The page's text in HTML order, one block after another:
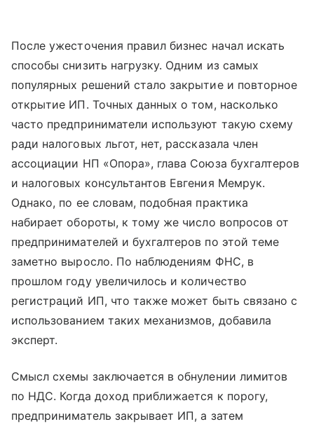
После ужесточения правил бизнес начал искать
способы снизить нагрузку. Одним из самых
популярных решений стало закрытие и повторное
открытие ИП. Точных данных о том, насколько
часто предприниматели используют такую схему
ради налоговых льгот, нет, рассказала член
ассоциации НП «Опора», глава Союза бухгалтеров
и налоговых консультантов Евгения Мемрук.
Однако, по ее словам, подобная практика
набирает обороты, к тому же число вопросов от
предпринимателей и бухгалтеров по этой теме
заметно выросло. По наблюдениям ФНС, в
прошлом году увеличилось и количество
регистраций ИП, что также может быть связано с
использованием таких механизмов, добавила
эксперт.
Смысл схемы заключается в обнулении лимитов
по НДС. Когда доход приближается к порогу,
предприниматель закрывает ИП, а затем